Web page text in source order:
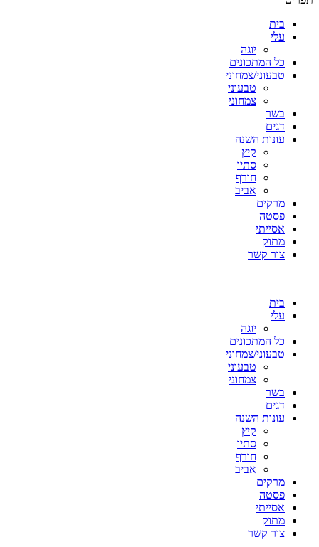
בית
עלי
יוגה
כל המתכונים
טבעוני/צמחוני
טבעוני
צמחוני
בשר
דגים
עונות השנה
קיץ
סתיו
חורף
אביב
מרקים
פסטה
אסייתי
מתוק
צור קשר
בית
עלי
יוגה
כל המתכונים
טבעוני/צמחוני
טבעוני
צמחוני
בשר
דגים
עונות השנה
קיץ
סתיו
חורף
אביב
מרקים
פסטה
אסייתי
מתוק
צור קשר